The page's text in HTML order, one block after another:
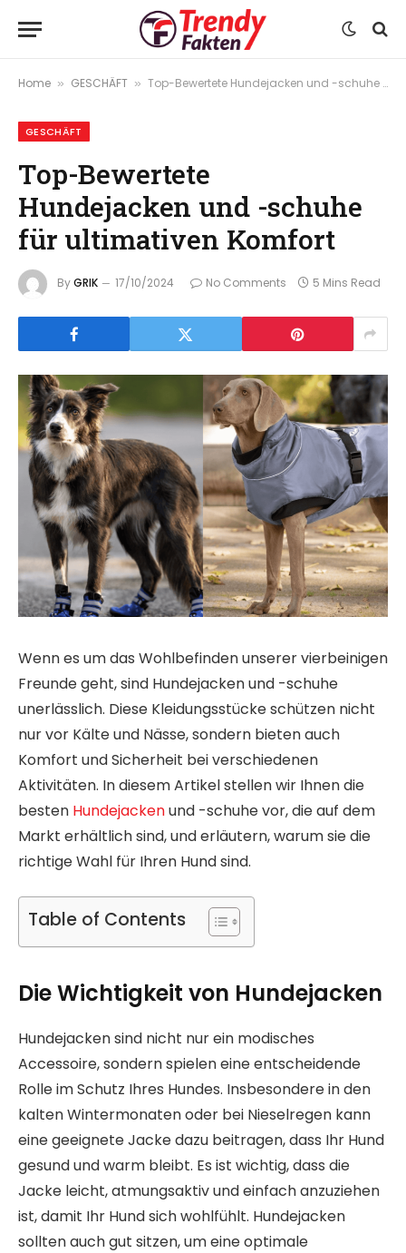
Home » GESCHÄFT » Top-Bewertete Hundejacken und -schuhe für ultimativen Komfort
GESCHÄFT
Top-Bewertete
Hundejacken und -schuhe
für ultimativen Komfort
ByGRIK 17/10/2024 No Comments 5 Mins Read
Wenn es um das Wohlbefinden unserer vierbeinigen
Freunde geht, sind Hundejacken und -schuhe
unerlässlich. Diese Kleidungsstücke schützen nicht
nur vor Kälte und Nässe, sondern bieten auch
Komfort und Sicherheit bei verschiedenen
Aktivitäten. In diesem Artikel stellen wir Ihnen die
besten Hundejackenund -schuhe vor, die auf dem
Markt erhältlich sind, und erläutern, warum sie die
richtige Wahl für Ihren Hund sind.
Table of Contents
Die Wichtigkeit von Hundejacken
Hundejacken sind nicht nur ein modisches
Accessoire, sondern spielen eine entscheidende
Rolle im Schutz Ihres Hundes. Insbesondere in den
kalten Wintermonaten oder bei Nieselregen kann
eine geeignete Jacke dazu beitragen, dass Ihr Hund
gesund und warm bleibt. Es ist wichtig, dass die
Jacke leicht, atmungsaktiv und einfach anzuziehen
ist, damit Ihr Hund sich wohlfühlt. Hundejacken
sollten auch gut sitzen, um eine optimale